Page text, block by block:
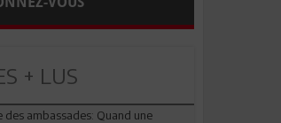
+ LUS
des ambassades: Quand une